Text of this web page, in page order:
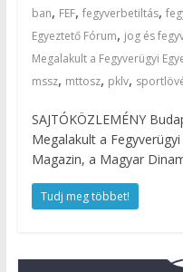
ban, FEF, fegyverbetiltás,
Egyeztető Fórum, jog és
Megalakult a Fegyverügyi
mssz, mttosz, pklv,
SAJTÓKÖZLEMÉNY
Megalakult a
Magazin, a Magyar
Tudj meg többet!